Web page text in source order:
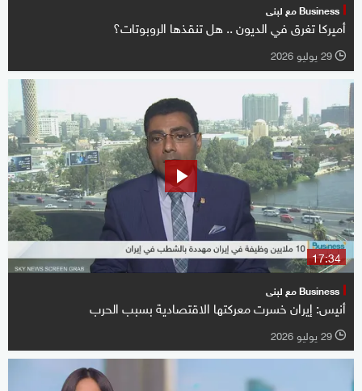
Business مع لبنى
أميركا تغرق في الديون .. هل تنقذها الروبوتات؟
l 29 يوليو 2026
17:34
Business مع لبنى
أنيس: إيران خسرت معركتها الاقتصادية بسبب الحرب
l 29 يوليو 2026